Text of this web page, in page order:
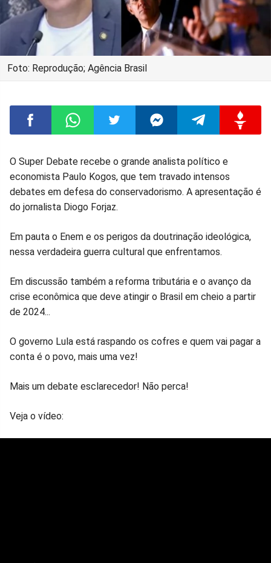
Foto: Reprodução; Agência Brasil
Compartilhar
no
Compartilhar
no
Compartilhar
no
Compartilhar
no
Compartilhar
no
no
O Super Debate recebe o grande analista político e
economista Paulo Kogos, que tem travado intensos
debates em defesa do conservadorismo. A apresentação é
do jornalista Diogo Forjaz.
Em pauta o Enem e os perigos da doutrinação ideológica,
nessa verdadeira guerra cultural que enfrentamos.
Em discussão também a reforma tributária e o avanço da
crise econômica que deve atingir o Brasil em cheio a partir
de 2024...
O governo Lula está raspando os cofres e quem vai pagar a
conta é o povo, mais uma vez!
Mais um debate esclarecedor! Não perca!
Veja o vídeo: